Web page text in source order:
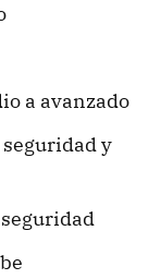
a avanzado
y